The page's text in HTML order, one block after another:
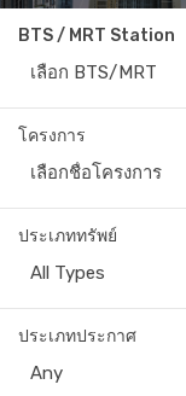
BTS / MRT Station
เลือก BTS/MRT
โครงการ
เลือกชื่อโครงการ
ประเภททรัพย์
All Types
ประเภทประกาศ
Any